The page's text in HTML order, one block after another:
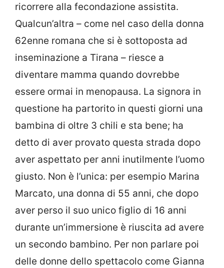
ricorrere alla fecondazione assistita.
Qualcun’altra – come nel caso della donna
62enne romana che si è sottoposta ad
inseminazione a Tirana – riesce a
diventare mamma quando dovrebbe
essere ormai in menopausa. La signora in
questione ha partorito in questi giorni una
bambina di oltre 3 chili e sta bene; ha
detto di aver provato questa strada dopo
aver aspettato per anni inutilmente l’uomo
giusto. Non è l’unica: per esempio Marina
Marcato, una donna di 55 anni, che dopo
aver perso il suo unico figlio di 16 anni
durante un’immersione è riuscita ad avere
un secondo bambino. Per non parlare poi
delle donne dello spettacolo come Gianna